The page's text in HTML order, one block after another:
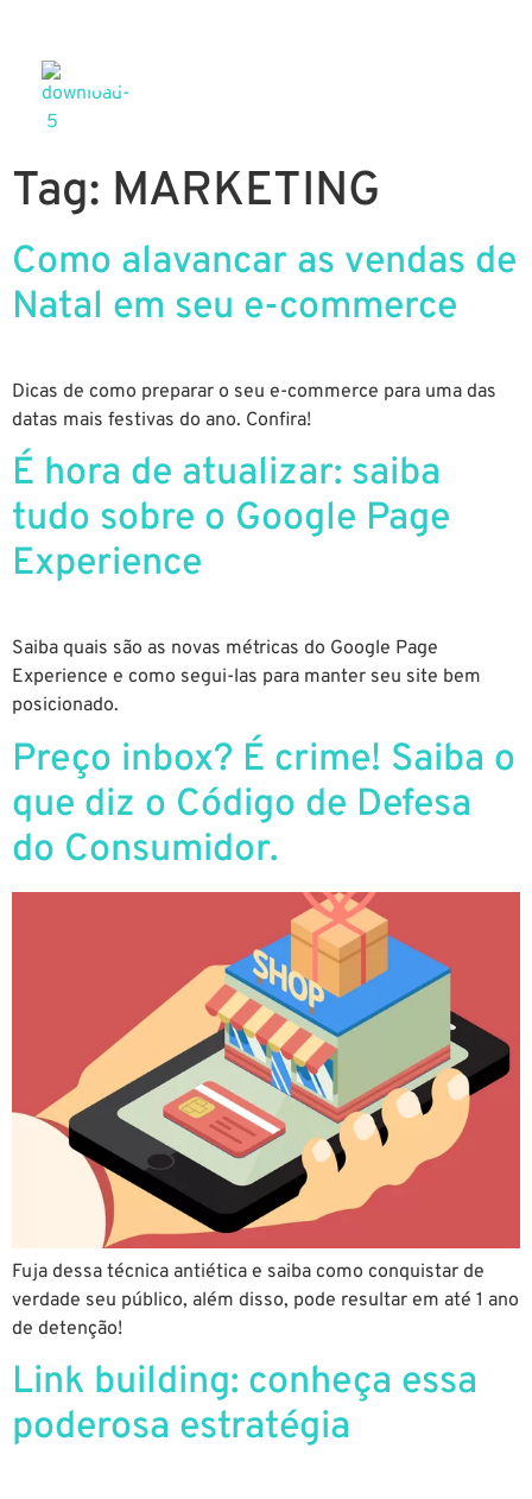
Tag: MARKETING
Como alavancar as vendas de
Natal em seu e-commerce
Dicas de como preparar o seu e-commerce para uma das
datas mais festivas do ano. Confira!
É hora de atualizar: saiba
tudo sobre o Google Page
Experience
Saiba quais são as novas métricas do Google Page
Experience e como segui-las para manter seu site bem
posicionado.
Preço inbox? É crime! Saiba o
que diz o Código de Defesa
do Consumidor.
Fuja dessa técnica antiética e saiba como conquistar de
verdade seu público, além disso, pode resultar em até 1 ano
de detenção!
Link building: conheça essa
poderosa estratégia